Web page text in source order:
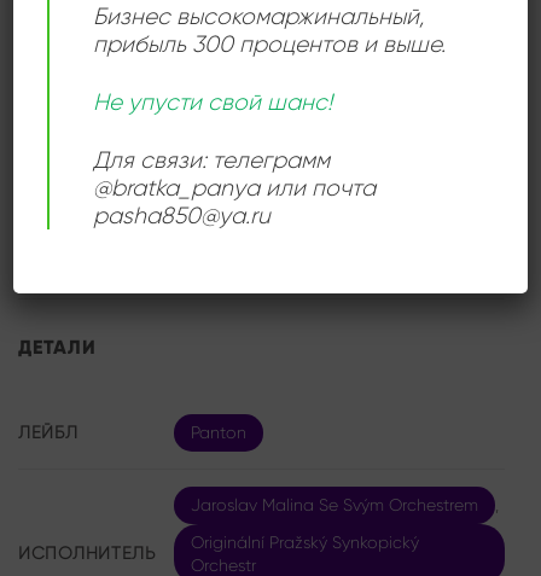
выдающихся чешских коллектива: Big Band
Ferdinanda Havlíka, Originální Pražský Synkopický
любовью к ретро-звучанию и изысканному
Panton, выполненное в формате переиздания,
порадует как коллекционеров, так и всех, кто ценит
ностальгическую джазовую эстетику.
ДЕТАЛИ
ЛЕЙБЛ Panton
ИСПОЛНИТЕЛЬ
Jaroslav Malina Se Svým Orchestrem
Originální Pražský Synkopický
Orchestr
Бизнес высокомаржинальный,
прибыль 300 процентов и выше.
Не упусти свой шанс!
Для связи: телеграмм
@bratka_panya или почта
pasha850@ya.ru